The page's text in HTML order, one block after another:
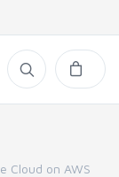
Cloud on AWS